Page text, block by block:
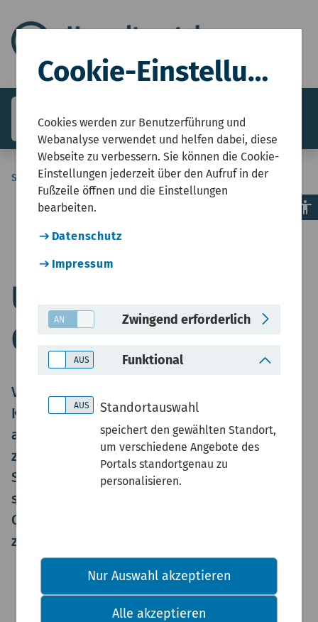
search menuMenü
Sie sind hier: Start Karten
Umweltdaten vor
Ort
Viele Informationen zur Umwelt können auf
Karten dargestellt werden. Hier haben wir
aus vielen Bereichen Informationen
zusammengeführt. Sie können einen
Standort vorgeben oder direkt in der Karte
suchen, erhalten Kurzinformationen zu den
Objekten und werden gegebenenfalls direkt
zu weiterführenden Inhalten geleitet.
Cookie-Einstellungen
Cookies werden zur Benutzerführung und
Webanalyse verwendet und helfen dabei, diese
Webseite zu verbessern. Sie können die Cookie-
Einstellungen jederzeit über den Aufruf in der
Fußzeile öffnen und die Einstellungen
bearbeiten.
Datenschutz
Impressum
Zwingend erforderlich
Funktional
Standortauswahl
speichert den gewählten Standort,
um verschiedene Angebote des
Portals standortgenau zu
personalisieren.
Nur Auswahl akzeptieren
Alle akzeptieren
accessibility